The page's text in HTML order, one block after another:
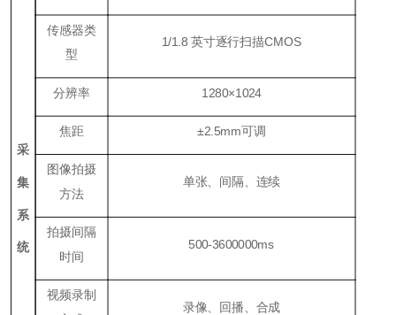
采
集
系
统
传感器类
型
1/1.8 英寸逐行扫描CMOS
分辨率 1280×1024
焦距 ±2.5mm可调
图像拍摄
方法
单张、间隔、连续
拍摄间隔
时间
500-3600000ms
视频录制
录像、回播、合成